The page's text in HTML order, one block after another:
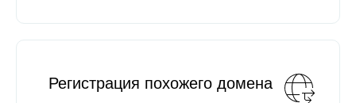
Регистрация похожего домена